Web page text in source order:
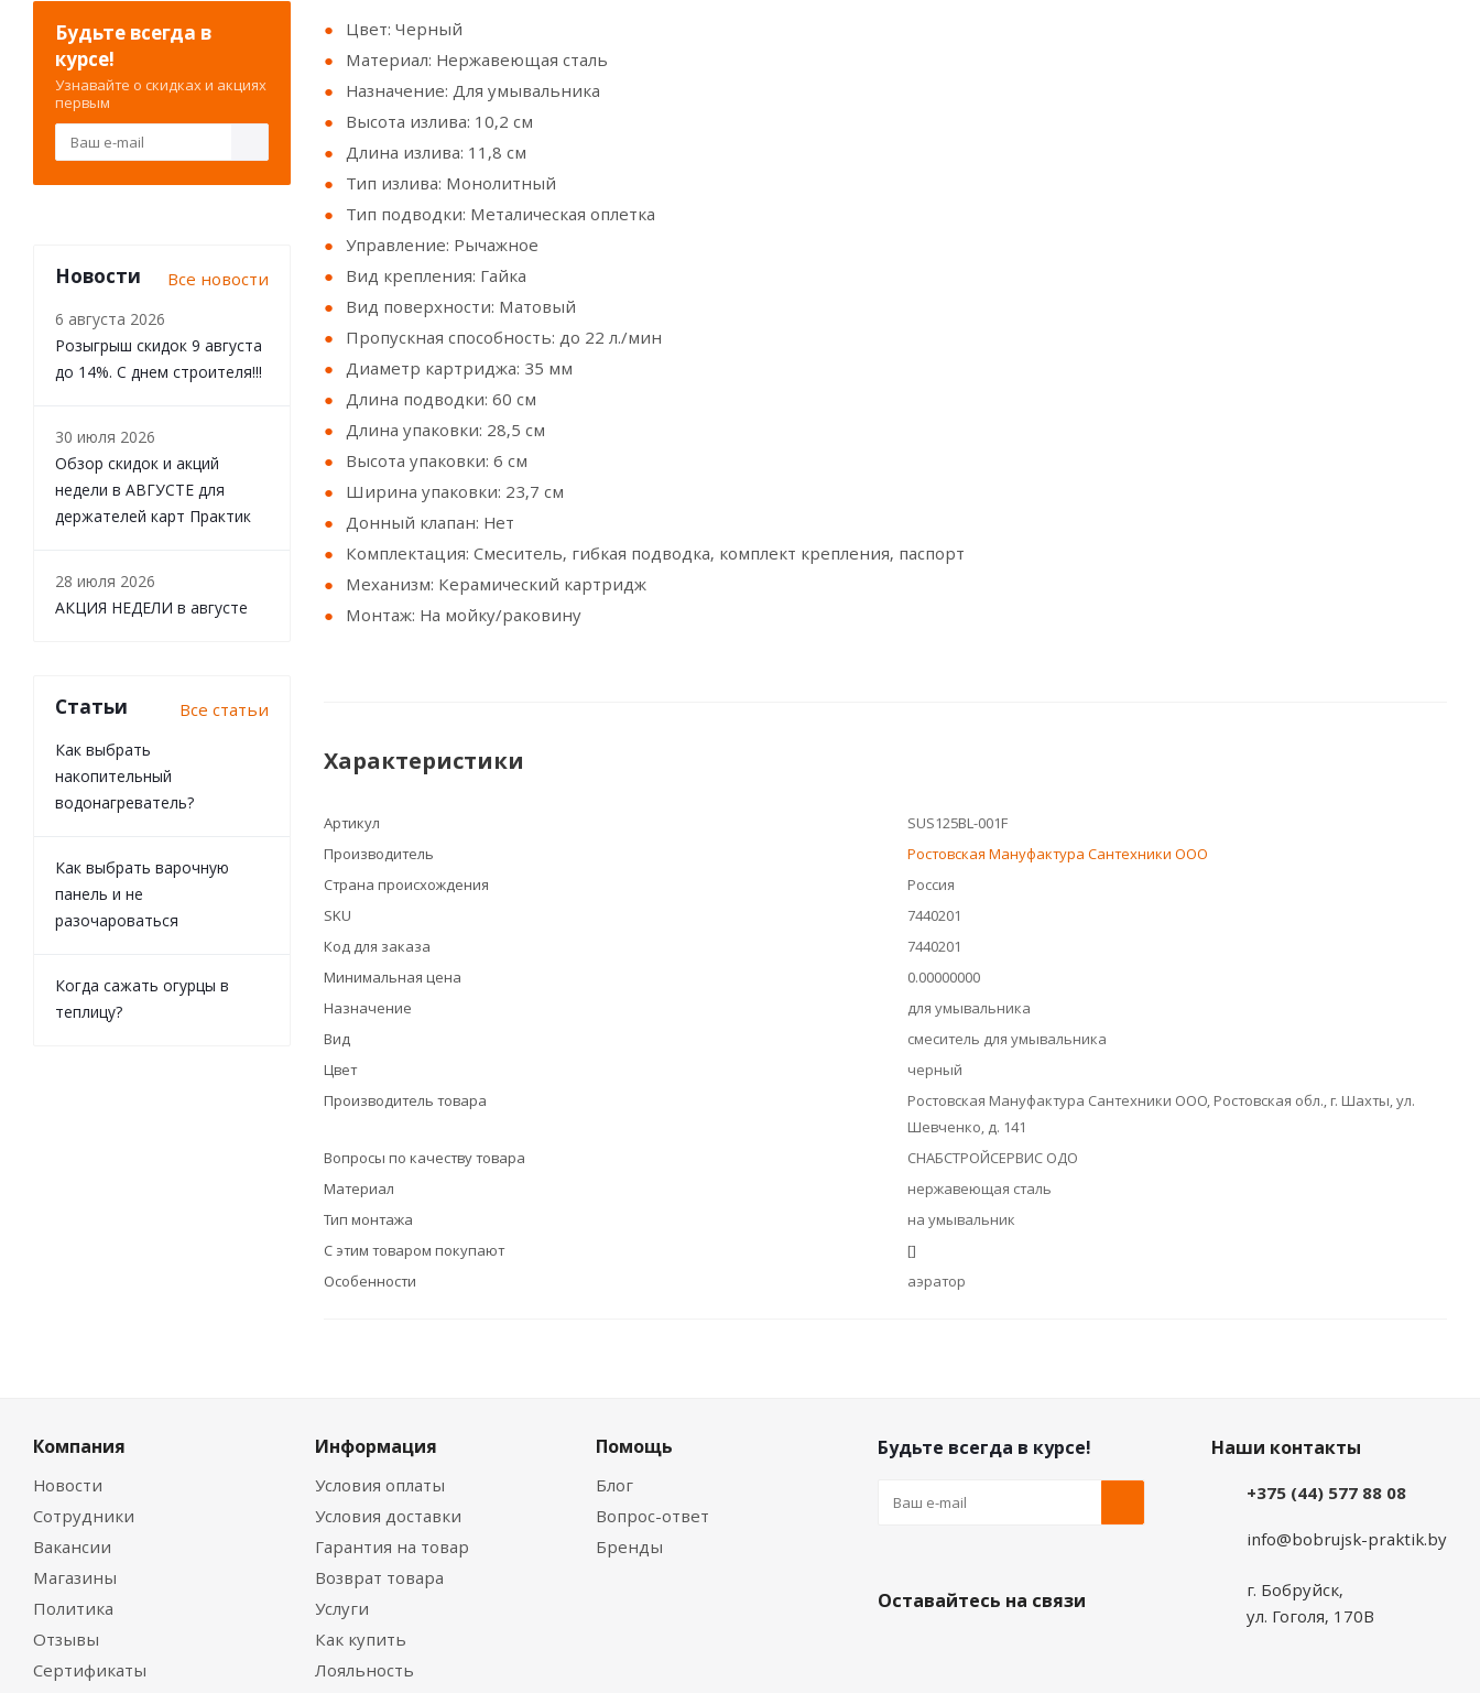
Цвет: Черный
Материал: Нержавеющая сталь
Назначение: Для умывальника
Высота излива: 10,2 см
Длина излива: 11,8 см
Тип излива: Монолитный
Тип подводки: Металическая оплетка
Управление: Рычажное
Вид крепления: Гайка
Вид поверхности: Матовый
Пропускная способность: до 22 л./мин
Диаметр картриджа: 35 мм
Длина подводки: 60 см
Длина упаковки: 28,5 см
Высота упаковки: 6 см
Ширина упаковки: 23,7 см
Донный клапан: Нет
Комплектация: Смеситель, гибкая подводка, комплект крепления, паспорт
Механизм: Керамический картридж
Монтаж: На мойку/раковину
Характеристики
Артикул
SUS125BL-001F
Производитель
Ростовская Мануфактура Сантехники ООО
Страна происхождения
Россия
SKU
7440201
Код для заказа
7440201
Минимальная цена
0.00000000
Назначение
для умывальника
Вид
смеситель для умывальника
Цвет
черный
Производитель товара
Ростовская Мануфактура Сантехники ООО, Ростовская обл., г. Шахты, ул.
Шевченко, д. 141
Вопросы по качеству товара
СНАБСТРОЙСЕРВИС ОДО
Материал
нержавеющая сталь
Тип монтажа
на умывальник
С этим товаром покупают
[]
Особенности
аэратор
Будьте всегда в
курсе!
Узнавайте о скидках и акциях
первым
Новости Все новости
6 августа 2026
Розыгрыш скидок 9 августа
до 14%. С днем строителя!!!
30 июля 2026
Обзор скидок и акций
недели в АВГУСТЕ для
держателей карт Практик
28 июля 2026
АКЦИЯ НЕДЕЛИ в августе
Статьи Все статьи
Как выбрать
накопительный
водонагреватель?
Как выбрать варочную
панель и не
разочароваться
Когда сажать огурцы в
теплицу?
Компания
Новости
Сотрудники
Вакансии
Магазины
Политика
Отзывы
Сертификаты
Информация
Условия оплаты
Условия доставки
Гарантия на товар
Возврат товара
Услуги
Как купить
Лояльность
Помощь
Блог
Вопрос-ответ
Бренды
Будьте всегда в курсе!
Оставайтесь на связи
Наши контакты
+375 (44) 577 88 08
info@bobrujsk-praktik.by
г. Бобруйск,
ул. Гоголя, 170В